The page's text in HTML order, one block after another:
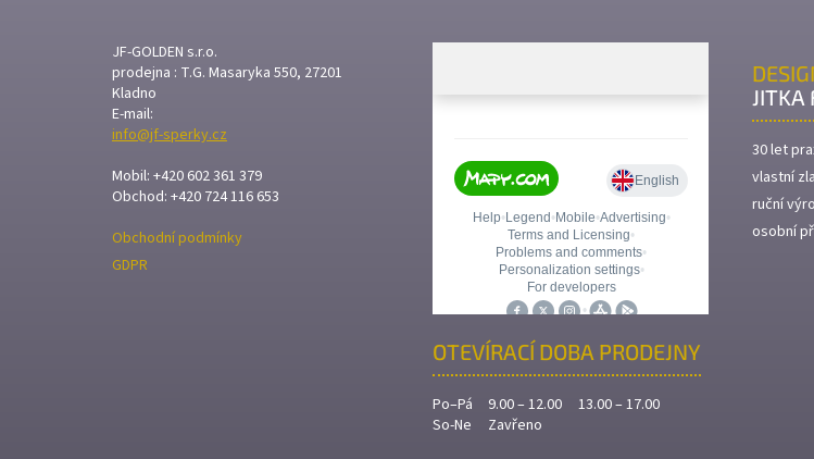
JF-GOLDEN s.r.o.
prodejna : T.G. Masaryka 550, 27201
Kladno
E-mail:
info@jf-sperky.cz
Mobil: +420 602 361 379
Obchod: +420 724 116 653
Obchodní podmínky
GDPR
OTEVÍRACÍ DOBA PRODEJNY
Po–Pá
9.00 – 12.00 13.00 – 17.00
So-Ne
Zavřeno
JITKA
30 let
vlastní
ruční
osobní